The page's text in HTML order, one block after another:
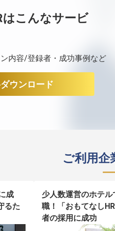
はこんなサービ
内容/登録者・成功事例など
ウンロード
ご利用企
成
るた
少人数運営のホテ
職！「おもてなし
者の採用に成功